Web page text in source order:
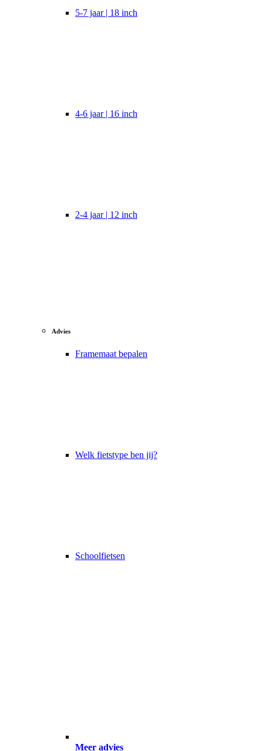
5-7 jaar | 18 inch
4-6 jaar | 16 inch
2-4 jaar | 12 inch
Advies
Framemaat bepalen
Welk fietstype ben jij?
Schoolfietsen
Meer advies